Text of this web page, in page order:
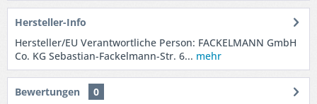
Hersteller-Info
Hersteller/EU Verantwortliche Person: FACKELMANN GmbH
Co. KG Sebastian-Fackelmann-Str. 6... mehr
Bewertungen
0